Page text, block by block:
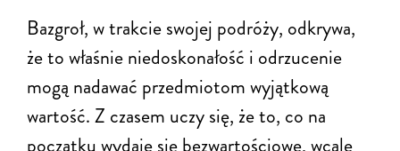
Bazgroł, w trakcie swojej podróży, odkrywa,
że to właśnie niedoskonałość i odrzucenie
mogą nadawać przedmiotom wyjątkową
wartość. Z czasem uczy się, że to, co na
początku wydaje się bezwartościowe, wcale